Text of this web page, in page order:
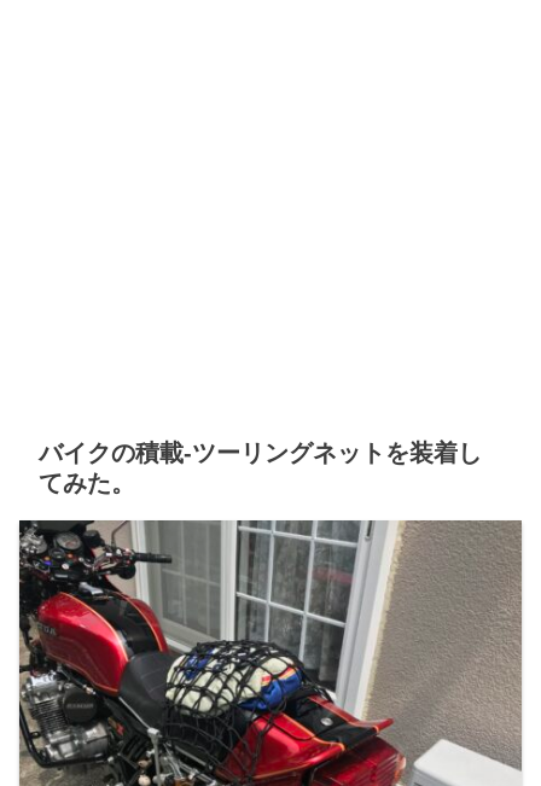
バイクの積載-ツーリングネットを装着し
てみた。